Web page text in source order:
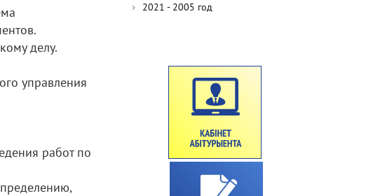
делу.
управления
работ по
2021 - 2005 год